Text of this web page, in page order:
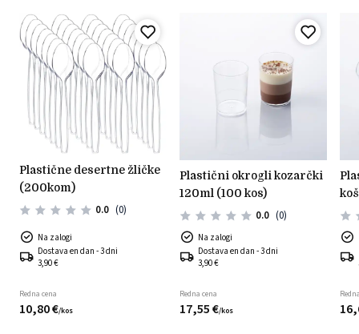
plastične desertne žličke
(200kom)
0.0 (0)
Na zalogi
Dostava en dan - 3 dni
3,90 €
Redna cena
10,80€/kos
plastični okrogli kozarčki
120ml (100 kos)
0.0 (0)
Na zalogi
Dostava en dan - 3 dni
3,90 €
Redna cena
17,55€/kos
plastični kozarčki
16,